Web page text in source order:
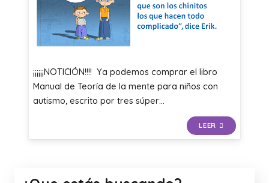
¡¡¡¡¡¡NOTICIÓN!!!! Ya podemos comprar el libro
Manual de Teoría de la mente para niños con
autismo, escrito por tres súper…
LEER